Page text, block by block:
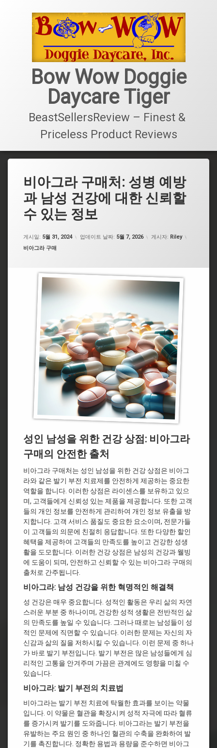
Bow Wow Doggie
Daycare Tiger
BeastSellersReview – Finest &
Priceless Product Reviews
비아그라 구매처: 성병 예방
과 남성 건강에 대한 신뢰할
수 있는 정보
게시일: 5월 31, 2024 업데이트 날짜: 5월 7, 2026 게시자: Riley
카테고리:
비아그라 구매
성인 남성을 위한 건강 상점: 비아그라
구매의 안전한 출처
비아그라 구매처는 성인 남성을 위한 건강 상점은 비아그
라와 같은 발기 부전 치료제를 안전하게 제공하는 중요한
역할을 합니다. 이러한 상점은 라이센스를 보유하고 있으
며, 고객들에게 신뢰성 있는 제품을 제공합니다. 또한 고객
들의 개인 정보를 안전하게 관리하여 개인 정보 유출을 방
지합니다. 고객 서비스 품질도 중요한 요소이며, 전문가들
이 고객들의 의문에 친절히 응답합니다. 또한 다양한 할인
혜택을 제공하여 고객들의 만족도를 높이고 건강한 성생
활을 도모합니다. 이러한 건강 상점은 남성의 건강과 웰빙
에 도움이 되며, 안전하고 신뢰할 수 있는 비아그라 구매의
출처로 간주됩니다.
비아그라: 남성 건강을 위한 혁명적인 해결책
성 건강은 매우 중요합니다. 성적인 활동은 우리 삶의 자연
스러운 부분 중 하나이며, 건강한 성적 생활은 전반적인 삶
의 만족도를 높일 수 있습니다. 그러나 때로는 남성들이 성
적인 문제에 직면할 수 있습니다. 이러한 문제는 자신의 자
신감과 삶의 질을 저하시킬 수 있습니다. 이런 문제 중 하나
가 바로 발기 부전입니다. 발기 부전은 많은 남성들에게 심
리적인 고통을 안겨주며 가끔은 관계에도 영향을 미칠 수
있습니다.
비아그라: 발기 부전의 치료법
비아그라는 발기 부전 치료에 탁월한 효과를 보이는 약물
입니다. 이 약물은 혈관을 확장시켜 성적 자극에 따라 혈류
를 증가시켜 발기를 도와줍니다. 비아그라는 발기 부전을
유발하는 주요 원인 중 하나인 혈관의 수축을 완화하여 발
기를 촉진합니다. 정확한 용법과 용량을 준수하면 비아그